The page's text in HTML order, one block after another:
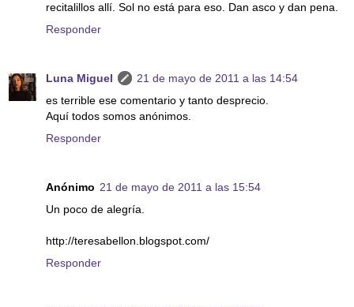
recitalillos allí. Sol no está para eso. Dan asco y dan pena.
Responder
Luna Miguel
21 de mayo de 2011 a las 14:54
es terrible ese comentario y tanto desprecio.
Aquí todos somos anónimos.
Responder
Anónimo 21 de mayo de 2011 a las 15:54
Un poco de alegría.
http://teresabellon.blogspot.com/
Responder